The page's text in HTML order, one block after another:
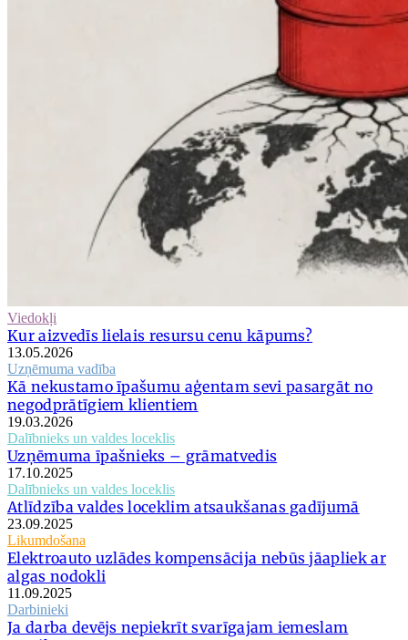
Viedokļi
Kur aizvedīs lielais resursu cenu kāpums?
13.05.2026
Uzņēmuma vadība
Kā nekustamo īpašumu aģentam sevi pasargāt no
negodprātīgiem klientiem
19.03.2026
Dalībnieks un valdes loceklis
Uzņēmuma īpašnieks – grāmatvedis
17.10.2025
Dalībnieks un valdes loceklis
Atlīdzība valdes loceklim atsaukšanas gadījumā
23.09.2025
Likumdošana
Elektroauto uzlādes kompensācija nebūs jāapliek ar
algas nodokli
11.09.2025
Darbinieki
Ja darba devējs nepiekrīt svarīgajam iemeslam